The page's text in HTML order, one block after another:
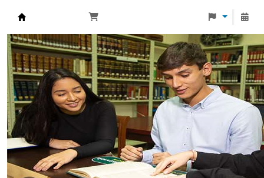
Biblioteca Universidad Monteávila